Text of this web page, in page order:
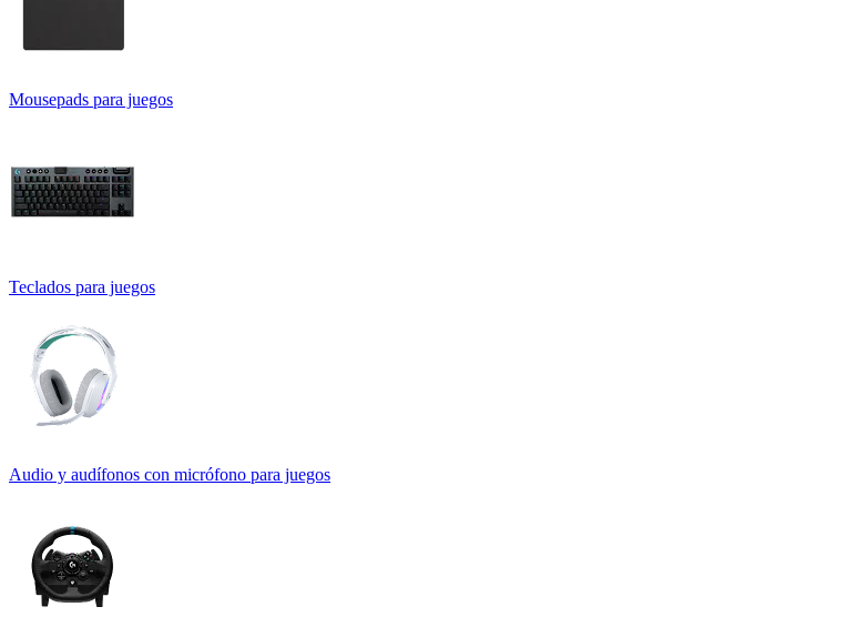
Mousepads para juegos
Teclados para juegos
Audio y audífonos con micrófono para juegos